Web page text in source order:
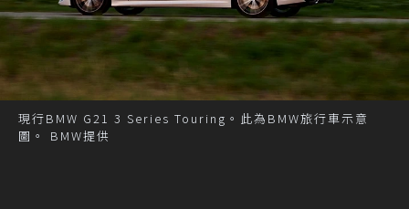
現行BMW G21 3 Series Touring。此為BMW旅行車示意
圖。 BMW提供